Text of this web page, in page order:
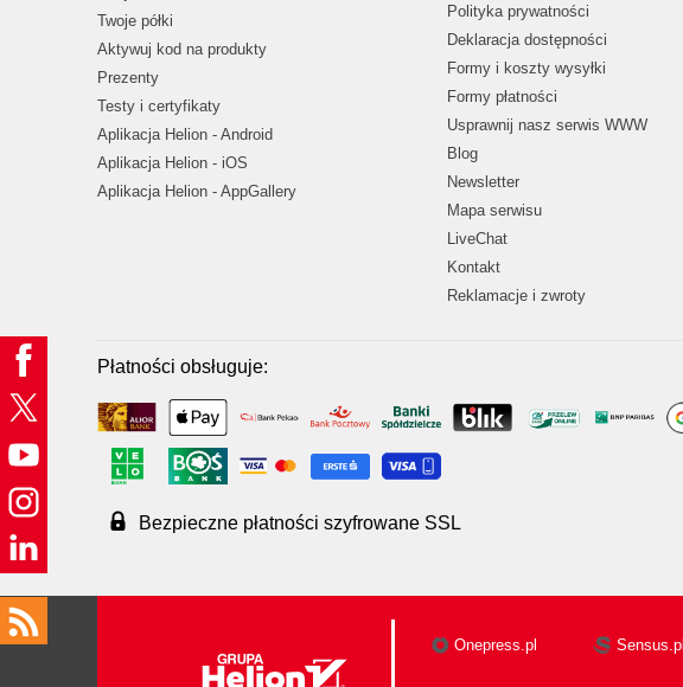
Twoje półki
Aktywuj kod na produkty
Prezenty
Testy i certyfikaty
Aplikacja Helion - Android
Aplikacja Helion - iOS
Aplikacja Helion - AppGallery
Polityka prywatności
Deklaracja dostępności
Formy i koszty wysyłki
Formy płatności
Usprawnij nasz serwis WWW
Blog
Newsletter
Mapa serwisu
LiveChat
Kontakt
Reklamacje i zwroty
Płatności obsługuje:
Bezpieczne płatności szyfrowane SSL
Onepress.pl Sensus.pl